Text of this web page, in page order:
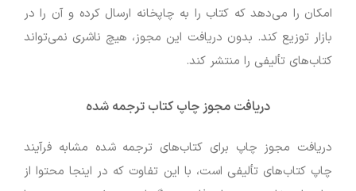
امکان را می‌دهد که کتاب را به چاپخانه ارسال کرده و آن را در
بازار توزیع کند. بدون دریافت این مجوز، هیچ ناشری نمی‌تواند
کتاب‌های تألیفی را منتشر کند.
دریافت مجوز چاپ کتاب ترجمه شده
دریافت مجوز چاپ برای کتاب‌های ترجمه شده مشابه فرآیند
چاپ کتاب‌های تألیفی است، با این تفاوت که در اینجا محتوا از